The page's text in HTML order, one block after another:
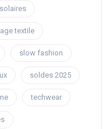
textile
slow fashion
soldes 2025
techwear